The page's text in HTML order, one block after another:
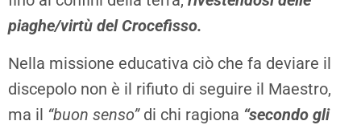
piaghe/virtù del Crocefisso.
Nella missione educativa ciò che fa deviare il
discepolo non è il rifiuto di seguire il Maestro,
ma il “buon senso” di chi ragiona “secondo gli